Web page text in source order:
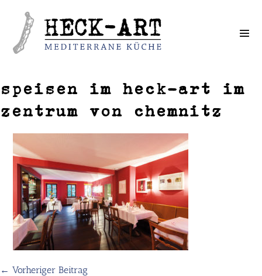
Weiter
Inhalt
speisen im heck-art im
zentrum von chemnitz
← Vorheriger Beitrag